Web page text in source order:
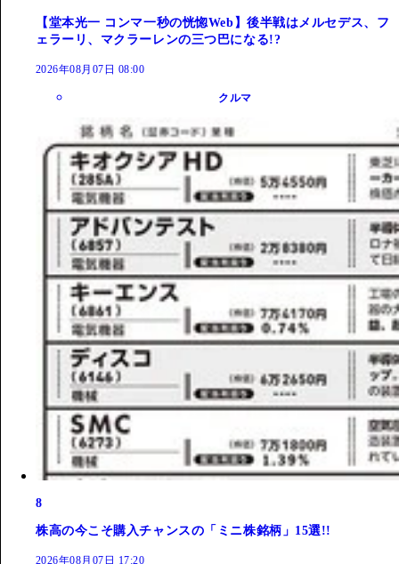
【堂本光一 コンマ一秒の恍惚Web】後半戦はメルセデス、フ
ェラーリ、マクラーレンの三つ巴になる!?
2026年08月07日 08:00
クルマ
8
株高の今こそ購入チャンスの「ミニ株銘柄」15選!!
2026年08月07日 17:20